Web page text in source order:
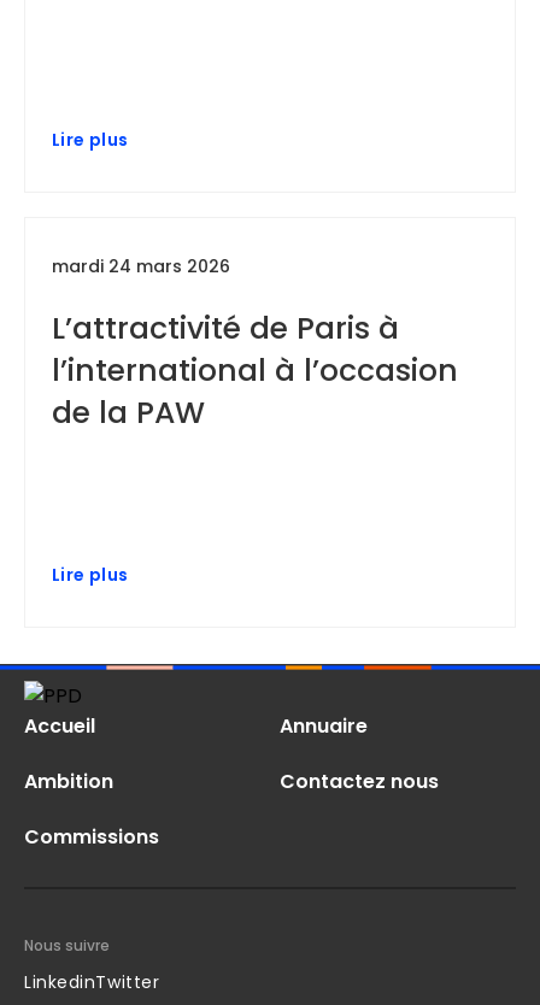
Lire plus
mardi 24 mars 2026
L’attractivité de Paris à
l’international à l’occasion
de la PAW
Lire plus
Accueil
Ambition
Commissions
Annuaire
Contactez nous
Nous suivre
LinkedinTwitter